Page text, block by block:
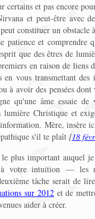
certains et pas encore
et peut-être avec
constituer un obstacle
et comprendre
que des êtres de
en raison de liens
vous transmettant
à avoir des pensées
qu'une âme essaie de
Christique et
Mère, insère
s'il te plaît [18
plus important auquel
votre intuition — les
tâche serait de
sur 2012et de
aider à créer.